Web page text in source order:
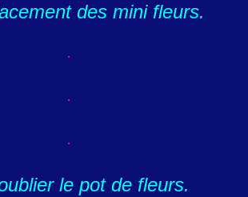
des mini fleurs.
le pot de fleurs.